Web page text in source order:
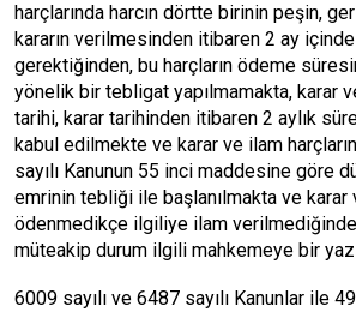
harçlarında harcın dörtte birinin peşin,
kararın verilmesinden itibaren 2 ay
gerektiğinden, bu harçların ödeme
yönelik bir tebligat yapılmamakta, karar
tarihi, karar tarihinden itibaren 2 aylık
kabul edilmekte ve karar ve ilam
sayılı Kanunun 55 inci maddesine göre
emrinin tebliği ile başlanılmakta ve karar
ödenmedikçe ilgiliye ilam
müteakip durum ilgili mahkemeye bir
6009 sayılı ve 6487 sayılı Kanunlar ile